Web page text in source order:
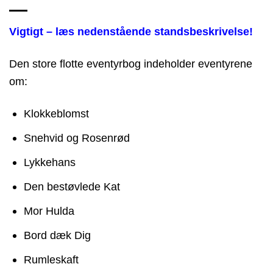
Vigtigt – læs nedenstående standsbeskrivelse!
Den store flotte eventyrbog indeholder eventyrene
om:
Klokkeblomst
Snehvid og Rosenrød
Lykkehans
Den bestøvlede Kat
Mor Hulda
Bord dæk Dig
Rumleskaft